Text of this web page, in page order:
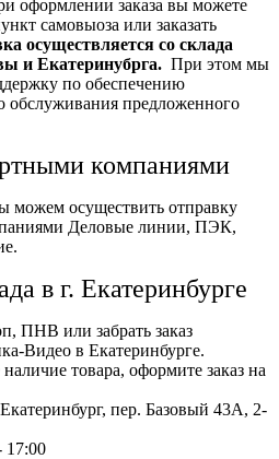
оформлении заказа вы можете
самовыоза или заказать
осуществляется со склада
и Екатеринубрга. При этом мы
по обеспечению
обслуживания предложенного
компаниями
можем осуществить отправку
Деловые линии, ПЭК,
в г. Екатеринбурге
ПНВ или забрать заказ
Видео в Екатеринбурге.
товара, оформите заказ на
пер. Базовый 43А, 2-
17:00